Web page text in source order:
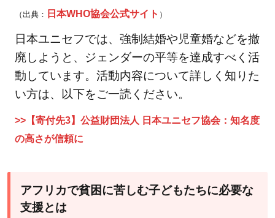
スペシャリ
スト
6.5
付先
5】
特定
非営
利活
ール
ドギ
（出典： 日本WHO協会公式サイト ）
日本ユニセフでは、強制結婚や児童婚などを撤
廃しようと、ジェンダーの平等を達成すべく活
動しています。活動内容について詳しく知りた
い方は、以下をご一読ください。
>>【寄付先3】公益財団法人 日本ユニセフ協会：知名度
の高さが信頼に
アフリカで貧困に苦しむ子どもたちに必要な
支援とは